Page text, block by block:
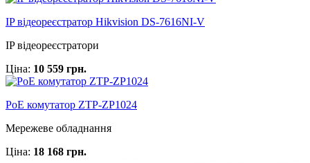
IP відеореєстратор Hikvision DS-7616NI-V
IP відеореєстратори
Ціна: 10 559 грн.
PoE комутатор ZTP-ZP1024
Мережеве обладнання
Ціна: 18 168 грн.